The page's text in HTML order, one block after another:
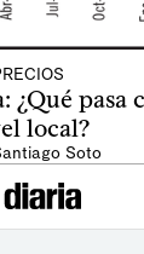
¿Qué pasa
local?
Soto